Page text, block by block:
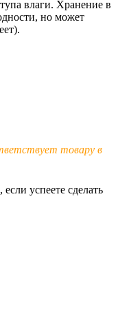
влаги. Хранение в
но может
товару в
успеете сделать